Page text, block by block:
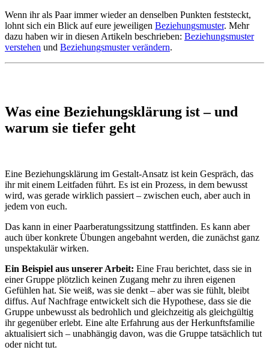
Wenn ihr als Paar immer wieder an denselben Punkten feststeckt,
lohnt sich ein Blick auf eure jeweiligen Beziehungsmuster. Mehr
dazu haben wir in diesen Artikeln beschrieben: Beziehungsmuster
verstehen und Beziehungsmuster verändern.
Was eine Beziehungsklärung ist – und
warum sie tiefer geht
Eine Beziehungsklärung im Gestalt-Ansatz ist kein Gespräch, das
ihr mit einem Leitfaden führt. Es ist ein Prozess, in dem bewusst
wird, was gerade wirklich passiert – zwischen euch, aber auch in
jedem von euch.
Das kann in einer Paarberatungssitzung stattfinden. Es kann aber
auch über konkrete Übungen angebahnt werden, die zunächst ganz
unspektakulär wirken.
Ein Beispiel aus unserer Arbeit: Eine Frau berichtet, dass sie in
einer Gruppe plötzlich keinen Zugang mehr zu ihren eigenen
Gefühlen hat. Sie weiß, was sie denkt – aber was sie fühlt, bleibt
diffus. Auf Nachfrage entwickelt sich die Hypothese, dass sie die
Gruppe unbewusst als bedrohlich und gleichzeitig als gleichgültig
ihr gegenüber erlebt. Eine alte Erfahrung aus der Herkunftsfamilie
aktualisiert sich – unabhängig davon, was die Gruppe tatsächlich tut
oder nicht tut.